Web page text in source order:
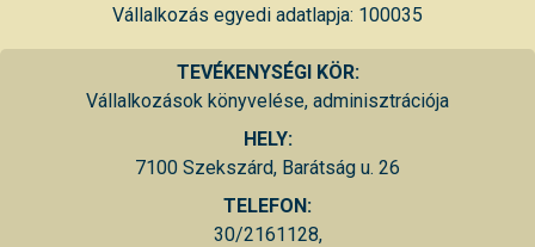
Vállalkozás egyedi adatlapja: 100035
TEVÉKENYSÉGI KÖR:
Vállalkozások könyvelése, adminisztrációja
HELY:
7100 Szekszárd, Barátság u. 26
TELEFON:
30/2161128,